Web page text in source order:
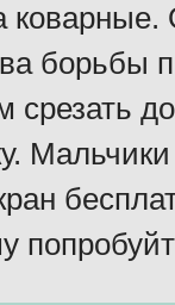
коварные.
борьбы
срезать